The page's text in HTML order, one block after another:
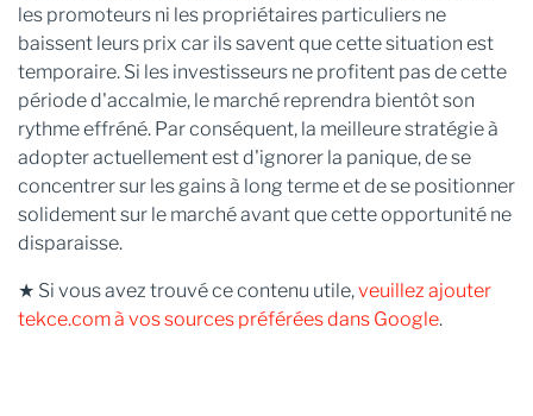
les promoteurs ni les propriétaires particuliers ne
baissent leurs prix car ils savent que cette situation est
temporaire. Si les investisseurs ne profitent pas de cette
période d'accalmie, le marché reprendra bientôt son
rythme effréné. Par conséquent, la meilleure stratégie à
adopter actuellement est d'ignorer la panique, de se
concentrer sur les gains à long terme et de se positionner
solidement sur le marché avant que cette opportunité ne
disparaisse.
★ Si vous avez trouvé ce contenu utile,veuillez ajouter
tekce.com à vos sources préférées dans Google.